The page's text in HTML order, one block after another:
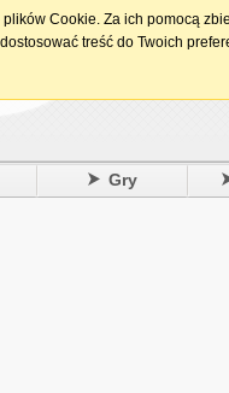
Gry
Cookie. Za ich pomocą
treść do Twoich